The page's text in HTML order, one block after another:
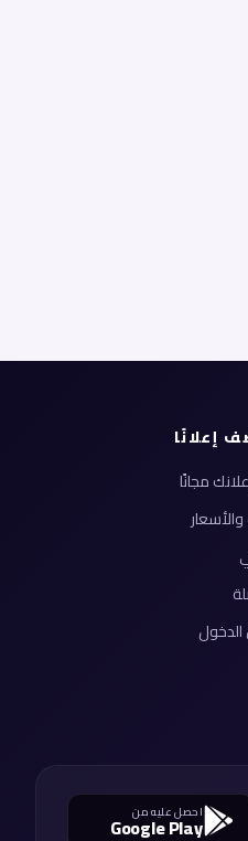
إعلانًا
مجانًا
والأسعار
احصل عليه من
Google Play